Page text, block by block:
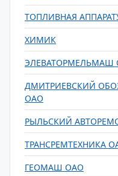
ТОПЛИВНАЯ
ХИМИК
ЭЛЕВАТОРМЕЛЬМАШ
ДМИТРИЕВСКИЙ
ОАО
РЫЛЬСКИЙ
ТРАНСРЕМТЕХНИКА
ГЕОМАШ ОАО